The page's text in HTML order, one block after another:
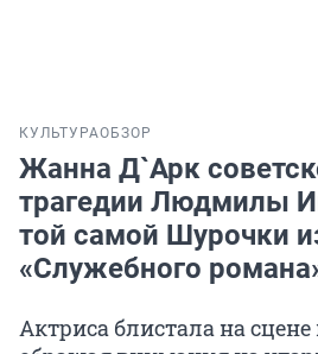
КУЛЬТУРАОБЗОР
Жанна Д`Арк
трагедии Людмилы
той самой Шурочки
«Служебного
Актриса блистала на сцене